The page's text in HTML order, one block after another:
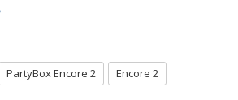
PartyBox Encore 2 Encore 2